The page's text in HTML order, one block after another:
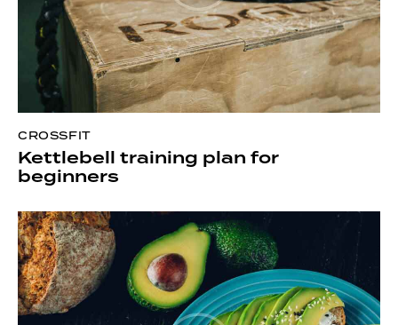
CROSSFIT
Kettlebell training plan for
beginners